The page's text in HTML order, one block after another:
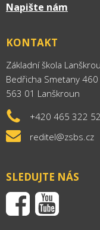
Napište nám
KONTAKT
Základní škola
Bedřicha Smetany 460
563 01 Lanškroun
+420 465 322
reditel@zsbs.cz
SLEDUJTE NÁS